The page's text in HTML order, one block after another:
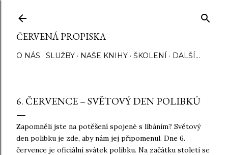
ČERVENÁ PROPISKA
O NÁS SLUŽBY NAŠE KNIHY ŠKOLENÍ DALŠÍ…
6. ČERVENCE – SVĚTOVÝ DEN POLIBKŮ
Zapomněli jste na potěšení spojené s líbáním? Světový
den polibku je zde, aby nám jej připomenul. Dne 6.
července je oficiální svátek polibku. Na začátku století se